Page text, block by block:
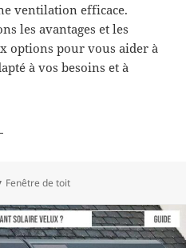
ventilation efficace.
les avantages et les
options pour vous aider à
à vos besoins et à
en chien assis ou velux,
Catégories
Fenêtre de toit